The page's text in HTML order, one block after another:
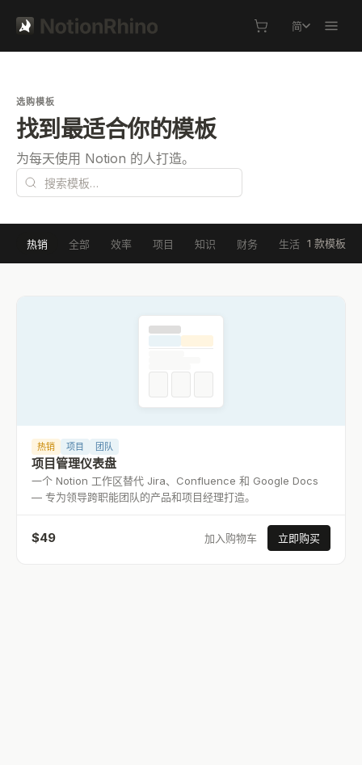
简
选购模板
找到最适合你的模板
为每天使用 Notion 的人打造。
热销 全部 效率 项目 知识 财务 生活 1 款模板
热销 项目 团队
项目管理仪表盘
一个 Notion 工作区替代 Jira、Confluence 和 Google Docs
— 专为领导跨职能团队的产品和项目经理打造。
$49 加入购物车 立即购买